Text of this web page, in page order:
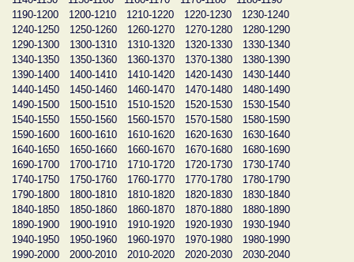
1190-1200
1200-1210 1210-1220 1220-1230
1230-1240
1240-1250
1250-1260 1260-1270 1270-1280
1280-1290
1290-1300
1300-1310 1310-1320 1320-1330
1330-1340
1340-1350
1350-1360 1360-1370 1370-1380
1380-1390
1390-1400
1400-1410 1410-1420 1420-1430
1430-1440
1440-1450
1450-1460 1460-1470 1470-1480
1480-1490
1490-1500
1500-1510 1510-1520 1520-1530
1530-1540
1540-1550
1550-1560 1560-1570 1570-1580
1580-1590
1590-1600
1600-1610 1610-1620 1620-1630
1630-1640
1640-1650
1650-1660 1660-1670 1670-1680
1680-1690
1690-1700
1700-1710 1710-1720 1720-1730
1730-1740
1740-1750
1750-1760 1760-1770 1770-1780
1780-1790
1790-1800
1800-1810 1810-1820 1820-1830
1830-1840
1840-1850
1850-1860 1860-1870 1870-1880
1880-1890
1890-1900
1900-1910 1910-1920 1920-1930
1930-1940
1940-1950
1950-1960 1960-1970 1970-1980
1980-1990
1990-2000
2000-2010 2010-2020 2020-2030
2030-2040